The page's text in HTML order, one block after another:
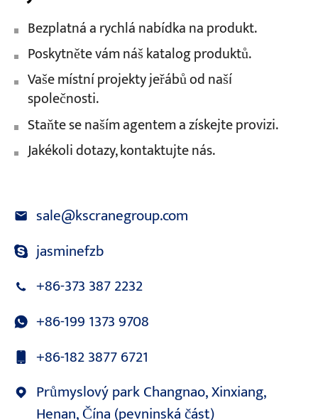
Bezplatná a rychlá nabídka na produkt.
Poskytněte vám náš katalog produktů.
Vaše místní projekty jeřábů od naší
společnosti.
Staňte se naším agentem a získejte provizi.
Jakékoli dotazy, kontaktujte nás.
sale@kscranegroup.com
jasminefzb
+86-373 387 2232
+86-199 1373 9708
+86-182 3877 6721
Průmyslový park Changnao, Xinxiang,
Henan, Čína (pevninská část)